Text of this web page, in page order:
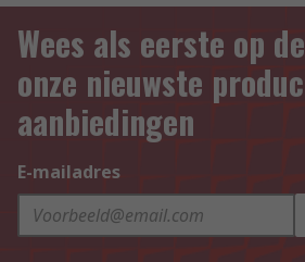
Wees als eerste op
onze nieuwste
aanbiedingen
E-mailadres